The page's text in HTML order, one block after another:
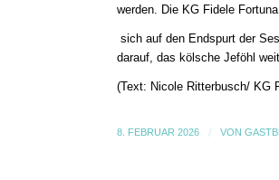
werden. Die KG Fidele
sich auf den Endspurt der
darauf, das kölsche Jeföhl
(Text: Nicole Ritterbusch/ KG
8. FEBRUAR 2026 / VON